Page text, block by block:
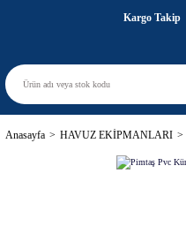
Kargo Takip
Anasayfa HAVUZ EKİPMANLARI